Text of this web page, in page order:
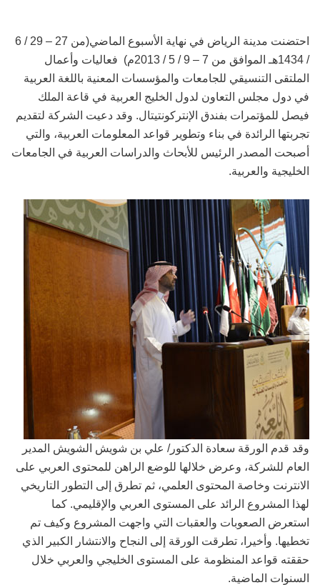
احتضنت مدينة الرياض في نهاية الأسبوع الماضي(من 27 – 29 / 6
/ 1434هـ الموافق من 7 – 9 / 5 / 2013م) فعاليات وأعمال
الملتقى التنسيقي للجامعات والمؤسسات المعنية باللغة العربية
في دول مجلس التعاون لدول الخليج العربية في قاعة الملك
فيصل للمؤتمرات بفندق الإنتركونتيتال. وقد دعيت الشركة لتقديم
تجربتها الرائدة في بناء وتطوير قواعد المعلومات العربية، والتي
أصبحت المصدر الرئيس للأبحاث والدراسات العربية في الجامعات
الخليجية والعربية.
وقد قدم الورقة سعادة الدكتور/ علي بن شويش الشويش المدير
العام للشركة، وعرض خلالها للوضع الراهن للمحتوى العربي على
الانترنت وخاصة المحتوى العلمي، ثم تطرق إلى التطور التاريخي
لهذا المشروع الرائد على المستوى العربي والإقليمي. كما
استعرض الصعوبات والعقبات التي واجهت المشروع وكيف تم
تخطيها. وأخيرا، تطرقت الورقة إلى النجاح والانتشار الكبير الذي
حققته قواعد المنظومة على المستوى الخليجي والعربي خلال
السنوات الماضية.